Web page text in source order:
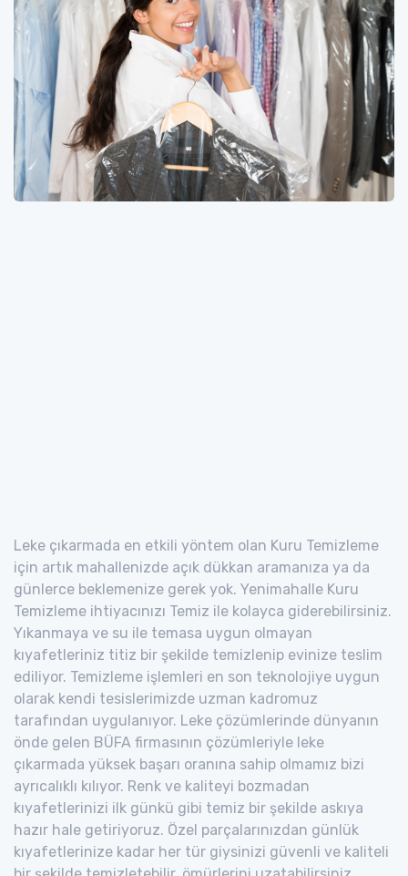
Leke çıkarmada en etkili yöntem olan Kuru Temizleme
için artık mahallenizde açık dükkan aramanıza ya da
günlerce beklemenize gerek yok. Yenimahalle Kuru
Temizleme ihtiyacınızı Temiz ile kolayca giderebilirsiniz.
Yıkanmaya ve su ile temasa uygun olmayan
kıyafetleriniz titiz bir şekilde temizlenip evinize teslim
ediliyor. Temizleme işlemleri en son teknolojiye uygun
olarak kendi tesislerimizde uzman kadromuz
tarafından uygulanıyor. Leke çözümlerinde dünyanın
önde gelen BÜFA firmasının çözümleriyle leke
çıkarmada yüksek başarı oranına sahip olmamız bizi
ayrıcalıklı kılıyor. Renk ve kaliteyi bozmadan
kıyafetlerinizi ilk günkü gibi temiz bir şekilde askıya
hazır hale getiriyoruz. Özel parçalarınızdan günlük
kıyafetlerinize kadar her tür giysinizi güvenli ve kaliteli